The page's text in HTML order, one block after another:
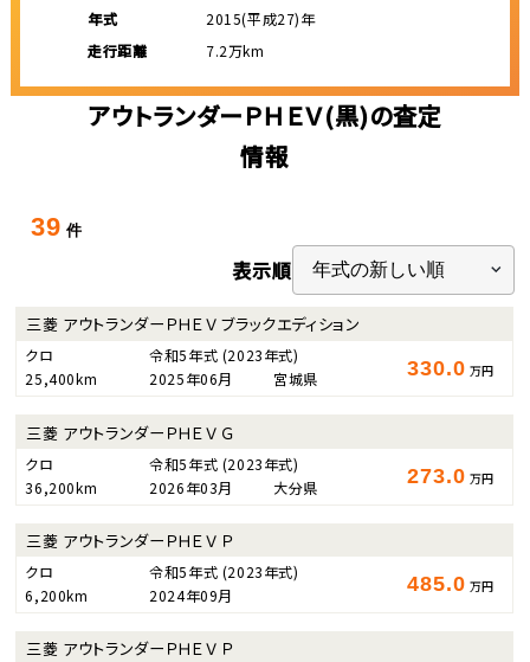
年式
2015(平成27)年
走行距離
7.2万km
アウトランダーＰＨＥＶ(黒)の査定
情報
39 件
表示順
三菱 アウトランダーＰＨＥＶ ブラックエディション
クロ 令和5年式 (2023年式)
25,400km
2025年06月 宮城県 330.0 万円
三菱 アウトランダーＰＨＥＶ Ｇ
クロ 令和5年式 (2023年式)
36,200km
2026年03月 大分県 273.0 万円
三菱 アウトランダーＰＨＥＶ Ｐ
クロ 令和5年式 (2023年式)
6,200km
2024年09月 485.0 万円
三菱 アウトランダーＰＨＥＶ Ｐ